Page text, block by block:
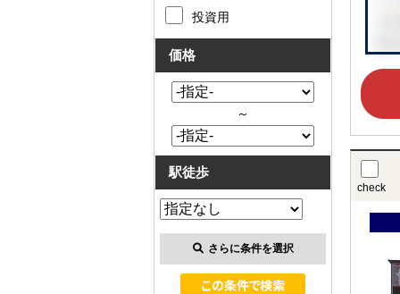
check
投資用
価格
～
駅徒歩
さらに条件を選択